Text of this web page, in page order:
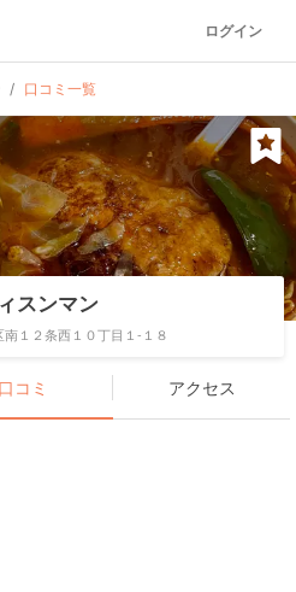
ログイン
口コミ一覧
スンマン
１２条西１０丁目１-１８
口コミ アクセス